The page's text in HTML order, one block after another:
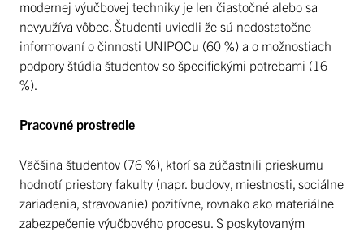
modernej výučbovej techniky je len čiastočné alebo sa
nevyužíva vôbec. Študenti uviedli že sú nedostatočne
informovaní o činnosti UNIPOCu (60 %) a o možnostiach
podpory štúdia študentov so špecifickými potrebami (16
%).
Pracovné prostredie
Väčšina študentov (76 %), ktorí sa zúčastnili prieskumu
hodnotí priestory fakulty (napr. budovy, miestnosti, sociálne
zariadenia, stravovanie) pozitívne, rovnako ako materiálne
zabezpečenie výučbového procesu. S poskytovaným